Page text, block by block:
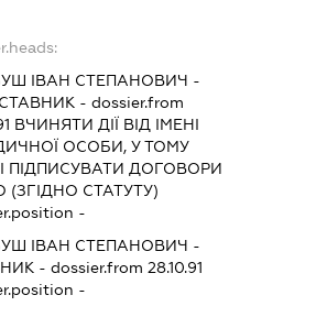
ІВАН СТЕПАНОВИЧ -
- dossier.from
ВЧИНЯТИ ДІЇ ВІД ІМЕНІ
ОСОБИ, У ТОМУ
ПІДПИСУВАТИ ДОГОВОРИ
СТАТУТУ)
-
ІВАН СТЕПАНОВИЧ -
- dossier.from 28.10.91
-